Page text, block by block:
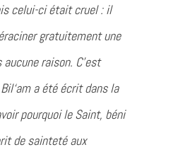
celui-ci était cruel : il
gratuitement une
raison. C’est
a été écrit dans la
pourquoi le Saint, béni
de sainteté aux